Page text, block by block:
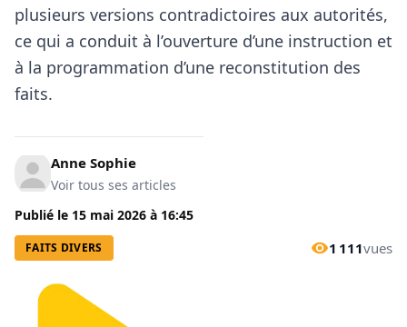
plusieurs versions contradictoires aux autorités,
ce qui a conduit à l’ouverture d’une instruction et
à la programmation d’une reconstitution des
faits.
Anne Sophie
Voir tous ses articles
Publié le 15 mai 2026 à 16:45
FAITS DIVERS 1 111vues